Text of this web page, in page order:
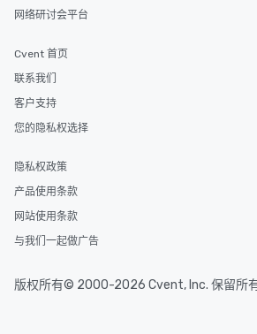
网络研讨会平台
Cvent 首页
联系我们
客户支持
您的隐私权选择
隐私权政策
产品使用条款
网站使用条款
与我们一起做广告
版权所有© 2000-2026 Cvent, Inc. 保留所